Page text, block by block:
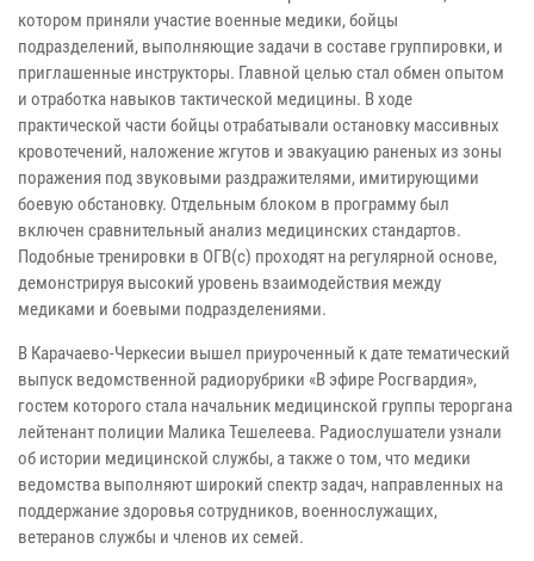
котором приняли участие военные медики, бойцы
подразделений, выполняющие задачи в составе группировки, и
приглашенные инструкторы. Главной целью стал обмен опытом
и отработка навыков тактической медицины. В ходе
практической части бойцы отрабатывали остановку массивных
кровотечений, наложение жгутов и эвакуацию раненых из зоны
поражения под звуковыми раздражителями, имитирующими
боевую обстановку. Отдельным блоком в программу был
включен сравнительный анализ медицинских стандартов.
Подобные тренировки в ОГВ(с) проходят на регулярной основе,
демонстрируя высокий уровень взаимодействия между
медиками и боевыми подразделениями.
В Карачаево-Черкесии вышел приуроченный к дате тематический
выпуск ведомственной радиорубрики «В эфире Росгвардия»,
гостем которого стала начальник медицинской группы тероргана
лейтенант полиции Малика Тешелеева. Радиослушатели узнали
об истории медицинской службы, а также о том, что медики
ведомства выполняют широкий спектр задач, направленных на
поддержание здоровья сотрудников, военнослужащих,
ветеранов службы и членов их семей.